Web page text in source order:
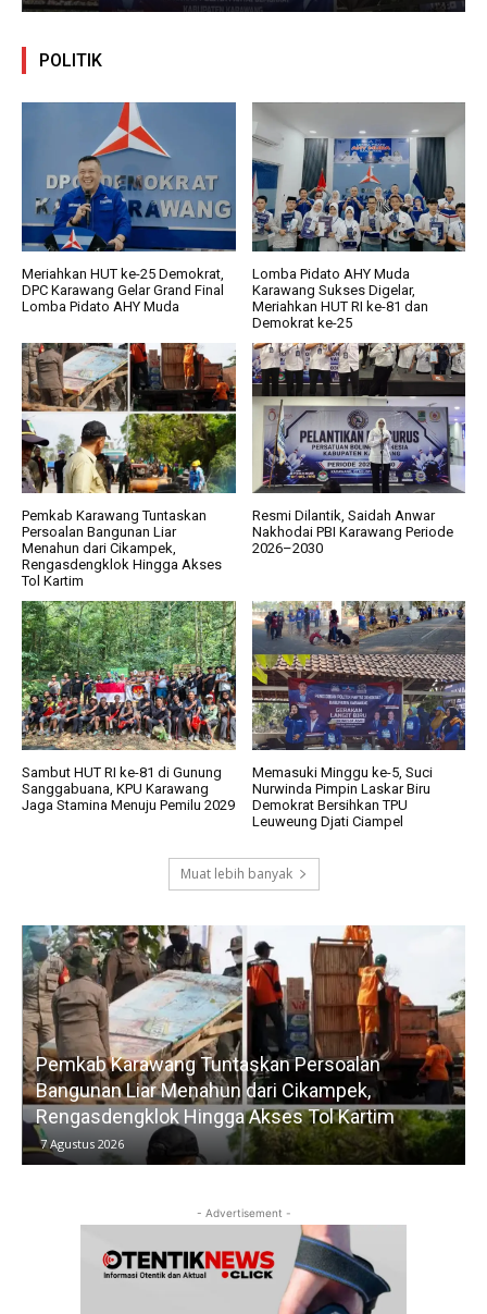
POLITIK
Meriahkan HUT ke-25 Demokrat,
DPC Karawang Gelar Grand Final
Lomba Pidato AHY Muda
Lomba Pidato AHY Muda
Karawang Sukses Digelar,
Meriahkan HUT RI ke-81 dan
Demokrat ke-25
Pemkab Karawang Tuntaskan
Persoalan Bangunan Liar
Menahun dari Cikampek,
Rengasdengklok Hingga Akses
Tol Kartim
Resmi Dilantik, Saidah Anwar
Nakhodai PBI Karawang Periode
2026–2030
Sambut HUT RI ke-81 di Gunung
Sanggabuana, KPU Karawang
Jaga Stamina Menuju Pemilu 2029
Memasuki Minggu ke-5, Suci
Nurwinda Pimpin Laskar Biru
Demokrat Bersihkan TPU
Leuweung Djati Ciampel
Muat lebih banyak
Pemkab Karawang Tuntaskan Persoalan
Bangunan Liar Menahun dari Cikampek,
Rengasdengklok Hingga Akses Tol Kartim
7 Agustus 2026
- Advertisement -